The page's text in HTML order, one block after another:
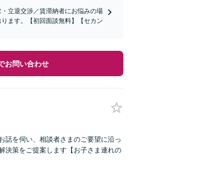
立退交渉／賃滞納者にお悩みの場
ます。【初回面談無料】【セカン
お問い合わせ
話を伺い、相談者さまのご要望に沿っ
決策をご提案します【お子さま連れの